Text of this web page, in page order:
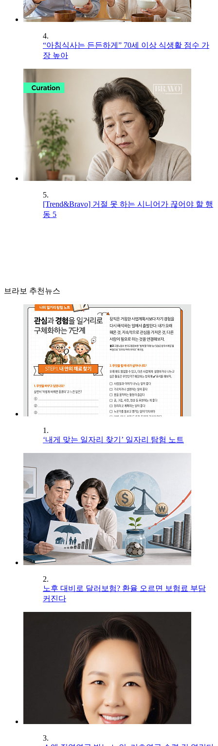
4.
“아침식사는 든든하게” 70세 이상 식생활 점수 가
장 높아
5.
[Trend&Bravo] 거절 못 하는 시니어가 끊어야 할 행
동 5
브라보 추천뉴스
1.
‘내게 맞는 일자리 찾기’ 일자리 탐험 노트
2.
노후 대비로 달러보험? 환율 오르면 보험료 부담
커진다
3.